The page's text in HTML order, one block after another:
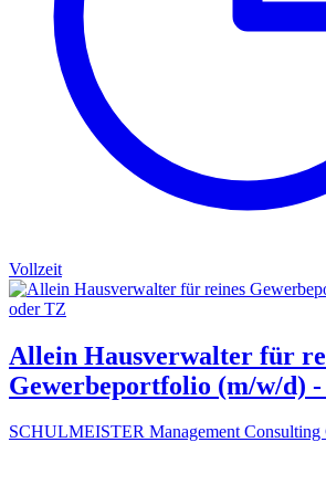
Vollzeit
Allein Hausverwalter für
Gewerbeportfolio (m/w/d)
SCHULMEISTER Management Consulting